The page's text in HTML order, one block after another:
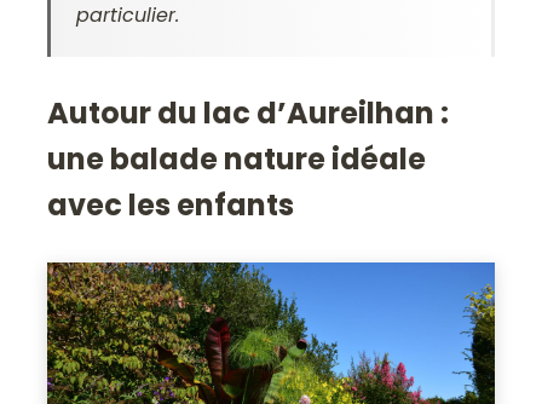
particulier.
Autour du lac d’Aureilhan :
une balade nature idéale
avec les enfants